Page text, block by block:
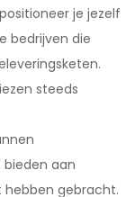
je jezelf
bedrijven die
steeds
bieden aan
hebben gebracht.